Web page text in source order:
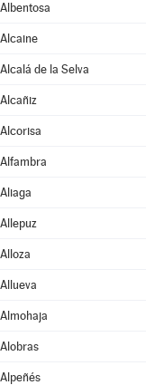
Albentosa
Alcaine
Alcalá de la Selva
Alcañiz
Alcorisa
Alfambra
Aliaga
Allepuz
Alloza
Allueva
Almohaja
Alobras
Alpeñés